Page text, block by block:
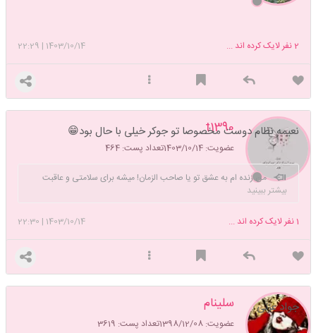
1403/10/14
|
22:29 2نفر لایک کرده اند ...
t1390
عضویت: 1403/10/14 تعداد پست: 464
نعیمه نظام دوست مخصوصا تو جوکر خیلی با حال بود😁
من زنده ام به عشق تو یا صاحب الزمان! میشه برای سلامتی و عاقبت
بخیریم یک صلوات بفرستی❤❤🖤❤🤲
بیشتر ببینید
1403/10/14
|
22:30 1نفر لایک کرده اند ...
سلینام
عضویت: 1398/12/08 تعداد پست: 3619
جواد عزتی